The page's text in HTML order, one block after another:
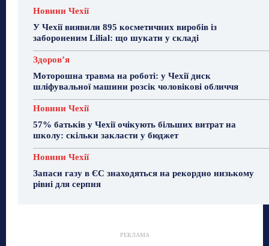
Новини Чехії
У Чехії виявили 895 косметичних виробів із
забороненим Lilial: що шукати у складі
Здоровʼя
Моторошна травма на роботі: у Чехії диск
шліфувальної машини розсік чоловікові обличчя
Новини Чехії
57% батьків у Чехії очікують більших витрат на
школу: скільки закласти у бюджет
Новини Чехії
Запаси газу в ЄС знаходяться на рекордно низькому
рівні для серпня
РЕКЛАМА